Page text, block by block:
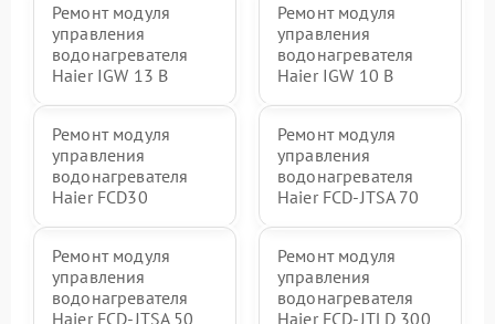
Ремонт модуля
управления
водонагревателя
Haier IGW 13 B
Ремонт модуля
управления
водонагревателя
Haier IGW 10 B
Ремонт модуля
управления
водонагревателя
Haier FCD30
Ремонт модуля
управления
водонагревателя
Haier FCD-JTSA 70
Ремонт модуля
управления
водонагревателя
Haier FCD-JTSA 50
Ремонт модуля
управления
водонагревателя
Haier FCD-JTLD 300